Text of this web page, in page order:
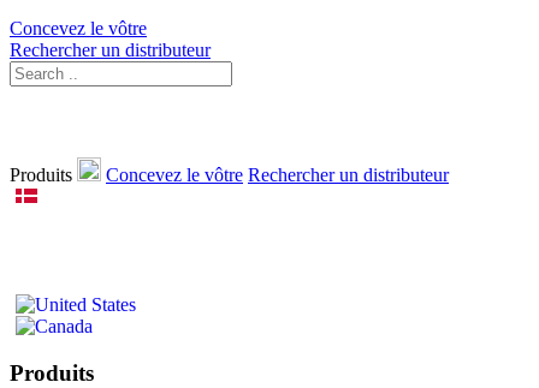
Concevez le vôtre
Rechercher un distributeur
Produits Concevez le vôtre Rechercher un distributeur
Produits